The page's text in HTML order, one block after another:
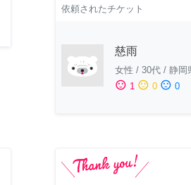
依頼されたチケット
慈雨
女性 / 30代 / 静岡
sentiment_satisfied 1 sentiment_neutral 0 sentiment_dissatisfied 0